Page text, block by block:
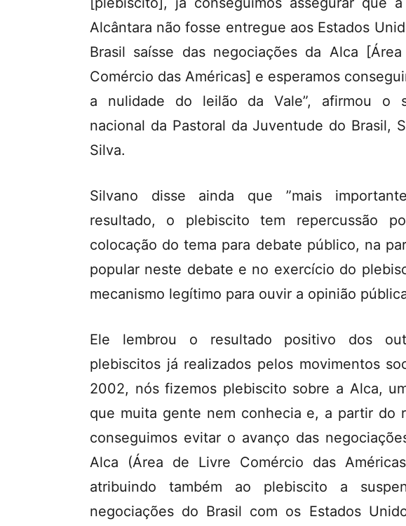
Alcântara não fosse entregue aos Estados
Brasil saísse das negociações da Alca
Comércio das Américas] e esperamos
a nulidade do leilão da Vale”, afirmou o
nacional da Pastoral da Juventude do Brasil,
Silva.
Silvano disse ainda que ”mais
resultado, o plebiscito tem repercussão
colocação do tema para debate público, na
popular neste debate e no exercício do
mecanismo legítimo para ouvir a opinião
Ele lembrou o resultado positivo dos
plebiscitos já realizados pelos movimentos
2002, nós fizemos plebiscito sobre a Alca,
que muita gente nem conhecia e, a partir do
conseguimos evitar o avanço das
Alca (Área de Livre Comércio das
atribuindo também ao plebiscito a
negociações do Brasil com os Estados